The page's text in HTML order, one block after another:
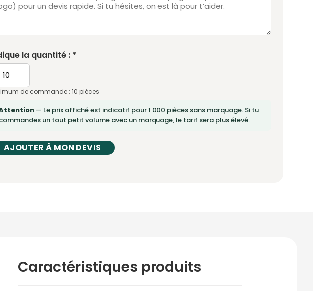
la quantité : *
de commande : 10 pièces
— Le prix affiché est indicatif pour 1 000 pièces sans marquage. Si tu
commandes un tout petit volume avec un marquage, le tarif sera plus élevé.
AJOUTER À MON DEVIS
Caractéristiques produits